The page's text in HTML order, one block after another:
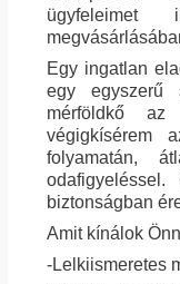
ügyfeleimet
Egy ingatlan
egy egyszerű
mérföldkő az
végigkísérem
folyamatán,
biztonságban
Amit kínálok
-Lelkiismeretes